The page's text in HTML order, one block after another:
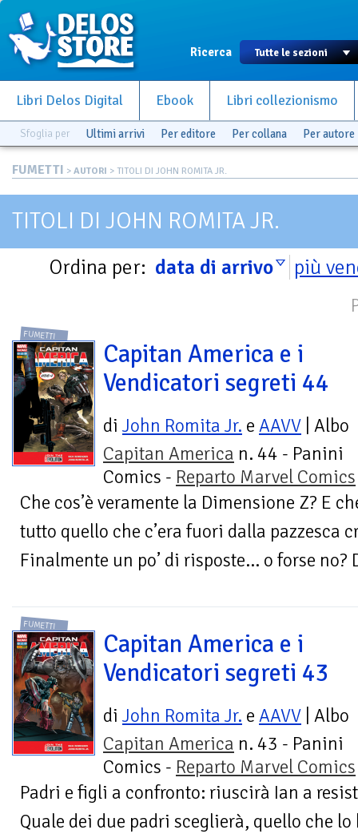
Ricerca
Libri Delos Digital Ebook Libri collezionismo
Sfoglia per Ultimi arrivi Per editore Per collana Per autore
FUMETTI > AUTORI > TITOLI DI JOHN ROMITA JR.
TITOLI DI JOHN ROMITA JR.
Ordina per: data di arrivo più
FUMETTI
Capitan America e i
Vendicatori segreti 44
di John Romita Jr. e AAVV | Albo
Capitan America n. 44 - Panini
Comics - Reparto Marvel Comics
Che cos’è veramente la Dimensione Z? E
tutto quello che c’era fuori dalla pazzesca
Finalmente un po’ di risposte… o forse no?
FUMETTI
Capitan America e i
Vendicatori segreti 43
di John Romita Jr. e AAVV | Albo
Capitan America n. 43 - Panini
Comics - Reparto Marvel Comics
Padri e figli a confronto: riuscirà Ian a
Quale dei due padri sceglierà, quello che